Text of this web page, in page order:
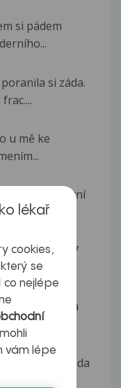
si pádem
si záda.
u mě ke
druhý bederní
18.4.2017
z koně a
Váš názor, zda
lékař
cookies,
se
nejlépe
vám lépe